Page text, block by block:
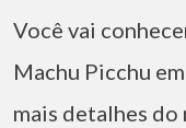
Você vai
Machu Picchu
mais detalhes do